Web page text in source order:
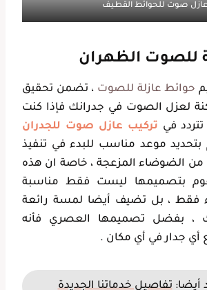
عازل صوت للحوائط القطيف
للصوت الظهران
حوائط عازلة للصوت ، تضمن تحقيق
لعزل الصوت في جدرانك فإذا كنت
في تركيب عازل صوت للجدران
بتحديد موعد مناسب للبدء في تنفيذ
من الضوضاء المزعجة ، خاصة ان هذه
بتصميمها ليست فقط مناسبة
فقط ، بل تضيف أيضا لمسة رائعة
، بفضل تصميمها العصري فأنه
جدار في أي مكان .
أيضا:تفاصيل خدماتنا الجديدة